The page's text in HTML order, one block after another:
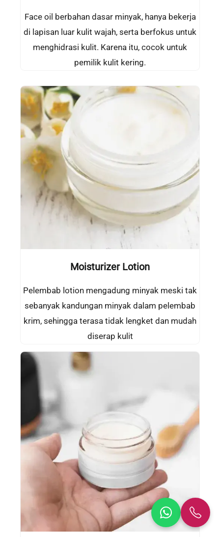
Face oil berbahan dasar minyak, hanya bekerja
di lapisan luar kulit wajah, serta berfokus untuk
menghidrasi kulit. Karena itu, cocok untuk
pemilik kulit kering.
Moisturizer Lotion
Pelembab lotion mengadung minyak meski tak
sebanyak kandungan minyak dalam pelembab
krim, sehingga terasa tidak lengket dan mudah
diserap kulit